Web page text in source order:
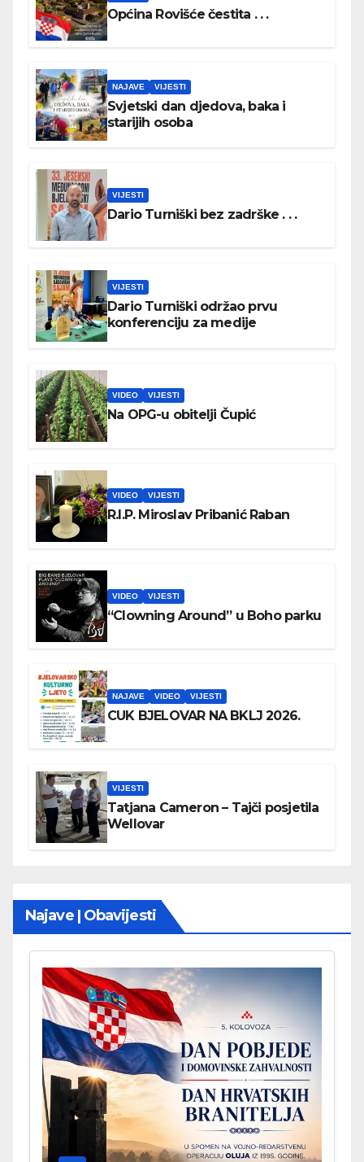
Općina Rovišće čestita . . .
NAJAVE VIJESTI
Svjetski dan djedova, baka i
starijih osoba
VIJESTI
Dario Turniški bez zadrške . . .
VIJESTI
Dario Turniški održao prvu
konferenciju za medije
VIDEO VIJESTI
Na OPG-u obitelji Čupić
VIDEO VIJESTI
R.I.P. Miroslav Pribanić Raban
VIDEO VIJESTI
“Clowning Around” u Boho parku
NAJAVE VIDEO VIJESTI
CUK BJELOVAR NA BKLJ 2026.
VIJESTI
Tatjana Cameron – Tajči posjetila
Wellovar
Najave | Obavijesti